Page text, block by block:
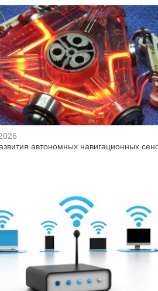
автономных навигационных